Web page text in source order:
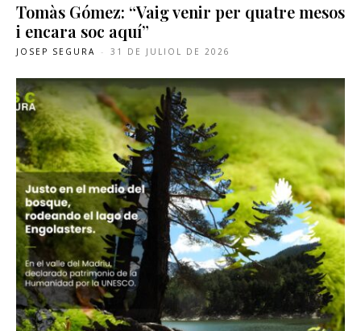
Tomàs Gómez: “Vaig venir per quatre mesos
i encara soc aquí”
JOSEP SEGURA - 31 DE JULIOL DE 2026